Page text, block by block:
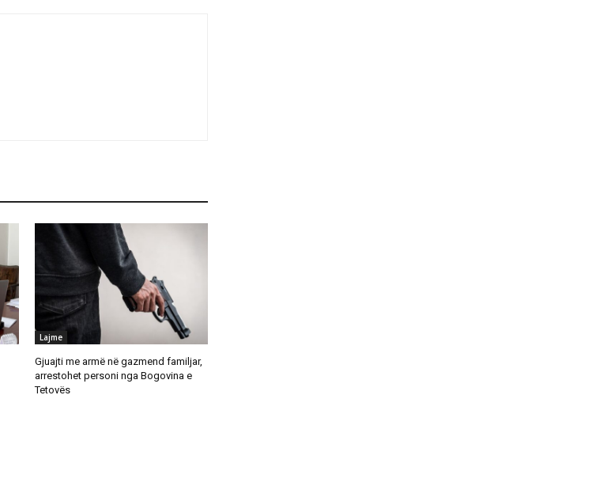
Lajme
Gjuajti me armë në gazmend familjar,
arrestohet personi nga Bogovina e
Tetovës